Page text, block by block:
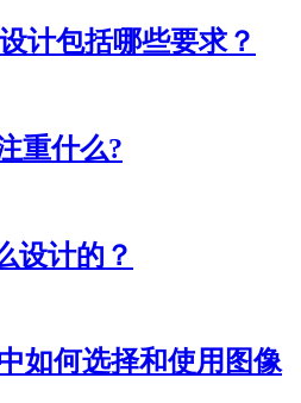
计包括哪些要求？
重什么?
设计的？
如何选择和使用图像